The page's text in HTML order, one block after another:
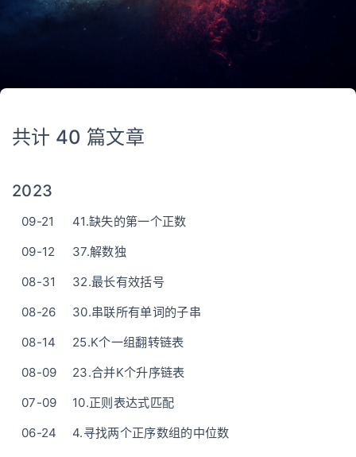
共计 40 篇文章
2023
09-21
41.缺失的第一个正数
09-12
37.解数独
08-31
32.最长有效括号
08-26
30.串联所有单词的子串
08-14
25.K个一组翻转链表
08-09
23.合并K个升序链表
07-09
10.正则表达式匹配
06-24
4.寻找两个正序数组的中位数